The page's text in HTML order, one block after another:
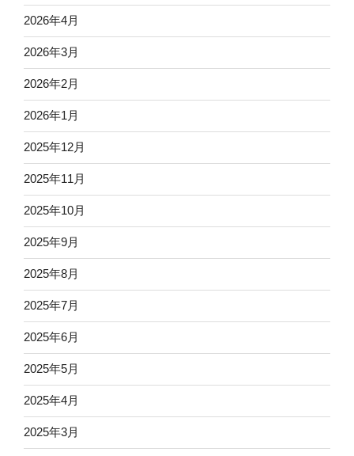
2026年4月
2026年3月
2026年2月
2026年1月
2025年12月
2025年11月
2025年10月
2025年9月
2025年8月
2025年7月
2025年6月
2025年5月
2025年4月
2025年3月